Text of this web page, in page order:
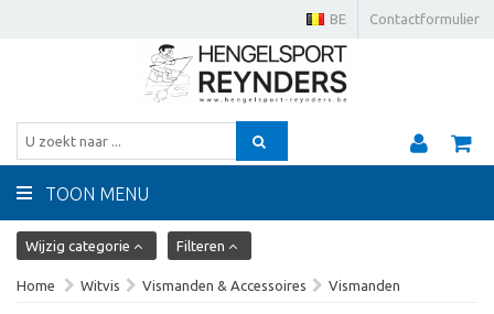
Contactformulier
BE
TOON MENU
Wijzig categorie Filteren
Home Witvis Vismanden & Accessoires Vismanden